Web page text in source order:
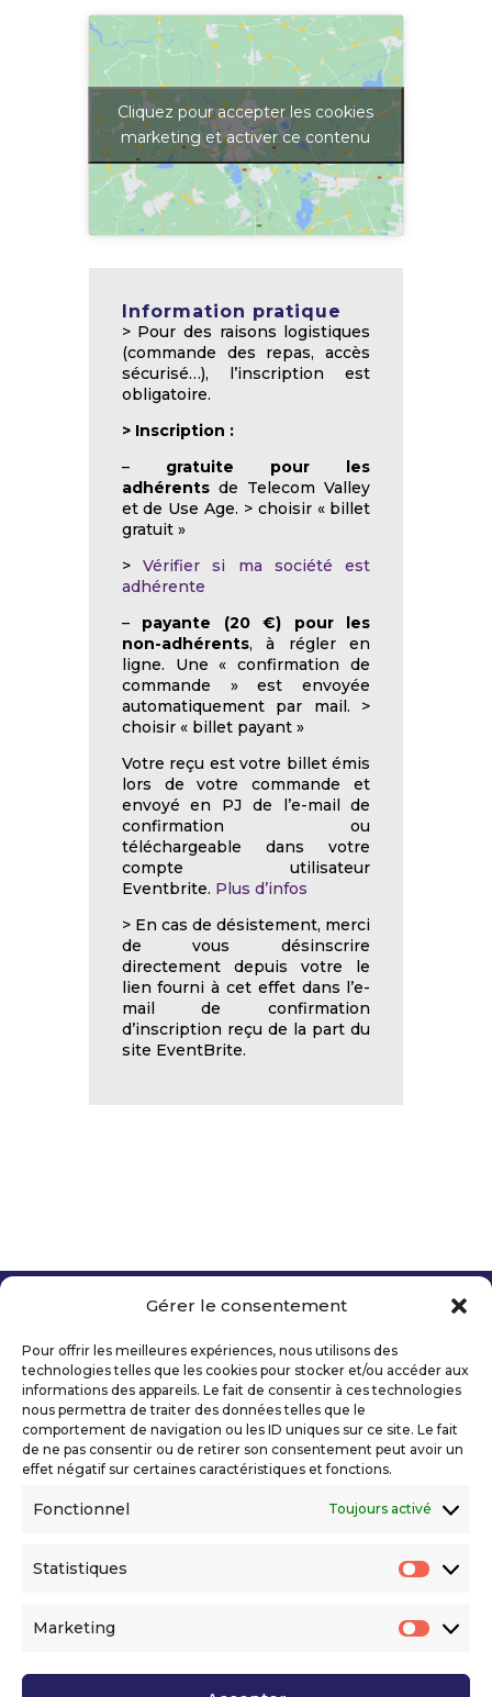
Gérer le consentement
Pour offrir les meilleures expériences, nous utilisons des
technologies telles que les cookies pour stocker et/ou accéder aux
informations des appareils. Le fait de consentir à ces technologies
nous permettra de traiter des données telles que le
comportement de navigation ou les ID uniques sur ce site. Le fait
de ne pas consentir ou de retirer son consentement peut avoir un
effet négatif sur certaines caractéristiques et fonctions.
Fonctionnel Toujours activé
Statistiques
Marketing
Cliquez pour accepter les cookies
marketing et activer ce contenu
Information pratique
> Pour des raisons logistiques
(commande des repas, accès
sécurisé…), l’inscription est
obligatoire.
> Inscription :
– gratuite pour les
adhérentsde Telecom Valley
et de Use Age. > choisir « billet
gratuit »
>
Vérifier si ma société est
adhérente
– payante (20 €) pour les
non-adhérents, à régler en
ligne. Une « confirmation de
commande » est envoyée
automatiquement par mail. >
choisir « billet payant »
Votre reçu est votre billet émis
lors de votre commande et
envoyé en PJ de l’e-mail de
confirmation ou
téléchargeable dans votre
compte utilisateur
Eventbrite. Plus d’infos
> En cas de désistement, merci
de vous désinscrire
directement depuis votre le
lien fourni à cet effet dans l’e-
mail de confirmation
d’inscription reçu de la part du
site EventBrite.
Mentions légales
Politique de confidentialité
Déclaration d’accessibilité numérique
Ils nous soutiennent